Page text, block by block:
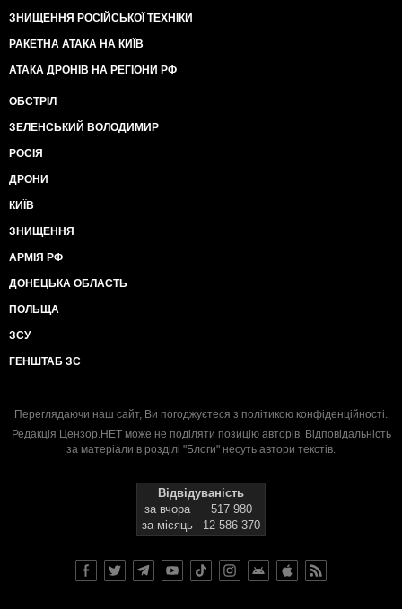
ЗНИЩЕННЯ РОСІЙСЬКОЇ ТЕХНІКИ
РАКЕТНА АТАКА НА КИЇВ
АТАКА ДРОНІВ НА РЕГІОНИ РФ
ОБСТРІЛ
ЗЕЛЕНСЬКИЙ ВОЛОДИМИР
РОСІЯ
ДРОНИ
КИЇВ
ЗНИЩЕННЯ
АРМІЯ РФ
ДОНЕЦЬКА ОБЛАСТЬ
ПОЛЬЩА
ЗСУ
ГЕНШТАБ ЗС
Переглядаючи наш сайт, Ви погоджуєтеся з політикою конфіденційності.
Редакція Цензор.НЕТ може не поділяти позицію авторів. Відповідальність
за матеріали в розділі "Блоги" несуть автори текстів.
Відвідуваність
за вчора
517 980
за місяць
12 586 370